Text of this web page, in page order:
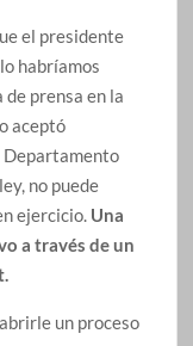
el presidente
habríamos
prensa en la
aceptó
Departamento
no puede
ejercicio. Una
a través de un
un proceso